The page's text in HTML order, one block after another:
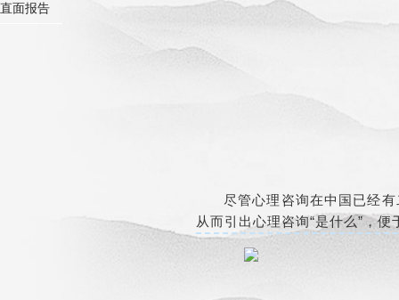
直面报告
尽管心理咨询在中国已经有
从而引出心理咨询“是什么”，